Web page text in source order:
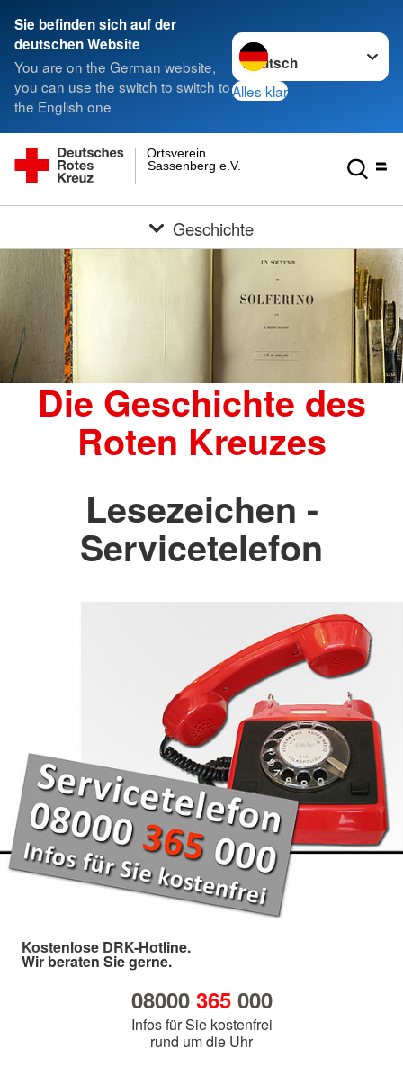
Sie befinden sich auf der
deutschen Website
You are on the German website,
you can use the switch to switch to
the English one
Sprache wechseln zu
Alles klar
Sassenberg e.V.
Ortsverein
Geschichte
Die Geschichte des
Roten Kreuzes
Lesezeichen -
Servicetelefon
Kostenlose DRK-Hotline.
Wir beraten Sie gerne.
08000 365000
Infos für Sie kostenfrei
rund um die Uhr